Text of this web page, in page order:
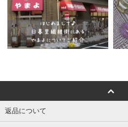
返品について